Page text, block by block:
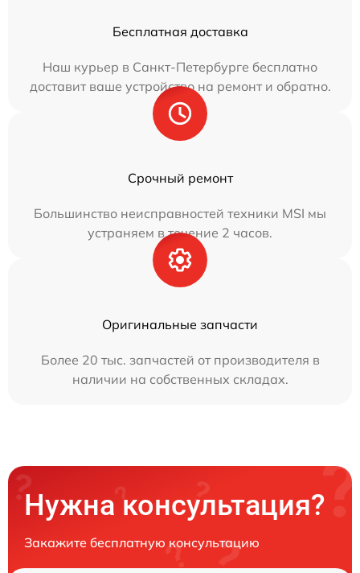
Бесплатная доставка
Наш курьер в Санкт-Петербурге бесплатно
доставит ваше устройство на ремонт и обратно.
Срочный ремонт
Большинство неисправностей техники MSI мы
устраняем в течение 2 часов.
Оригинальные запчасти
Более 20 тыс. запчастей от производителя в
наличии на собственных складах.
Нужна консультация?
Закажите бесплатную консультацию